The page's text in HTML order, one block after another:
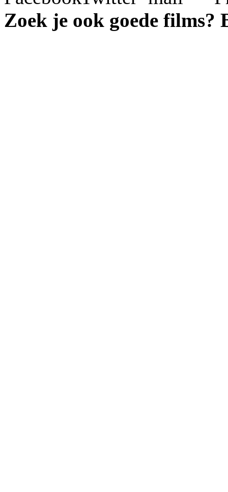
Zoek je ook goede films?